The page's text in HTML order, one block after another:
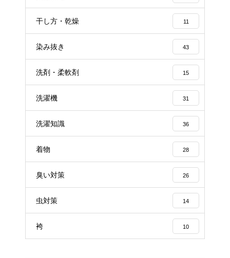
干し方・乾燥 11
染み抜き 43
洗剤・柔軟剤 15
洗濯機 31
洗濯知識 36
着物 28
臭い対策 26
虫対策 14
袴 10